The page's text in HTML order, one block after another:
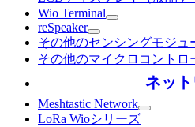
Wio Terminal
reSpeaker
その他のセンシングモジュ
その他のマイクロコントロ
ネッ
Meshtastic Network
LoRa Wioシリーズ